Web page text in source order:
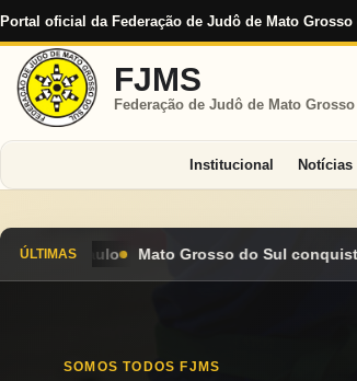
Portal oficial da Federação de Judô de Mato Grosso
FJMS
Federação de Judô de Mato
Institucional Notícias
ÚLTIMAS
conquista seis medalhas e encerra
SOMOS TODOS FJMS